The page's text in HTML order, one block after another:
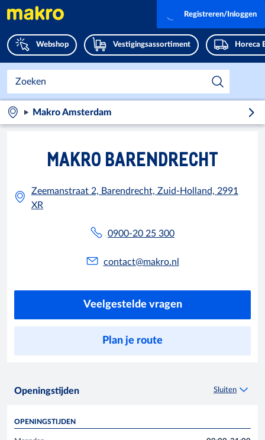
Webshop Vestigingsassortiment Horeca
Registreren/Inloggen
Makro Amsterdam
MAKRO BARENDRECHT
Zeemanstraat 2, Barendrecht, Zuid-Holland, 2991
XR
0900-20 25 300
contact@makro.nl
Veelgestelde vragen
Plan je route
Openingstijden Sluiten
OPENINGSTIJDEN